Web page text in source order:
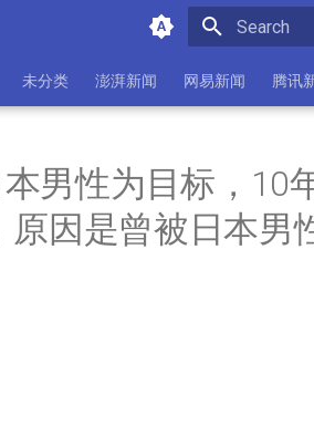
未分类 澎湃新闻 网易新闻 腾讯
男性为目标，10
因是曾被日本男